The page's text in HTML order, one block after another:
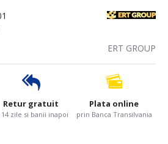
ERT GROUP
Retur gratuit
14 zile si banii inapoi
Plata online
prin Banca Transilvania